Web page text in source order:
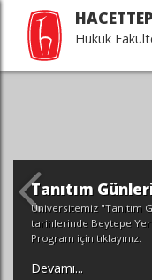
Hukuk
Tanıtım
Üniversitemiz "Tanıtım
tarihlerinde Beytepe
Program için tıklayınız.
Devamı...